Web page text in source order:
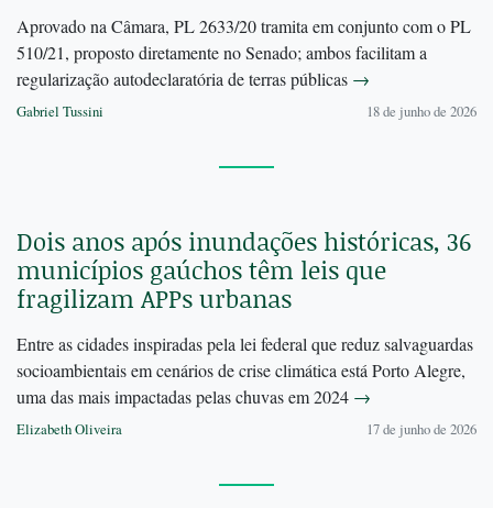
Aprovado na Câmara, PL 2633/20 tramita em conjunto com o PL
510/21, proposto diretamente no Senado; ambos facilitam a
regularização autodeclaratória de terras públicas →
Gabriel Tussini 18 de junho de 2026
Dois anos após inundações históricas, 36
municípios gaúchos têm leis que
fragilizam APPs urbanas
Entre as cidades inspiradas pela lei federal que reduz salvaguardas
socioambientais em cenários de crise climática está Porto Alegre,
uma das mais impactadas pelas chuvas em 2024 →
Elizabeth Oliveira 17 de junho de 2026